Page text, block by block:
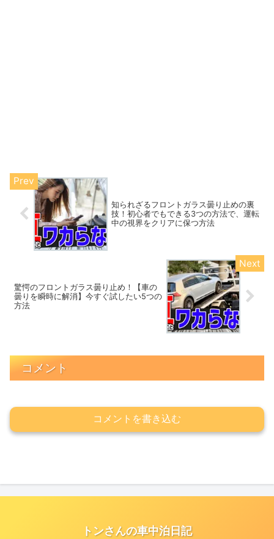
知られざるフロントガラス曇り止めの裏
技！初心者でもできる3つの方法で、運転
中の視界をクリアに保つ方法
驚愕のフロントガラス曇り止め！【車の
曇りを瞬時に解消】今すぐ試したい5つの
方法
コメント
コメントを書き込む
トンさんの車中泊日記